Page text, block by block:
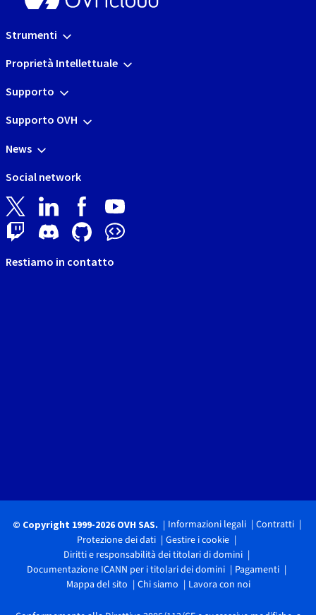
Strumenti
Proprietà Intellettuale
Supporto
Supporto OVH
News
Social network
Restiamo in contatto
© Copyright 1999-2026 OVH SAS. Informazioni legali
Contratti
Protezione dei dati
Gestire i cookie
Diritti e responsabilità dei titolari di domini
Documentazione ICANN per i titolari dei domini
Pagamenti
Mappa del sito
Chi siamo Lavora con noi